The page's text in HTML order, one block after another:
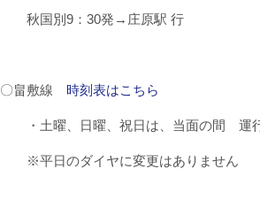
秋国別9：30発→庄原駅 行
〇畠敷線 時刻表はこちら
・土曜、日曜、祝日は、当面の間 運行
※平日のダイヤに変更はありません